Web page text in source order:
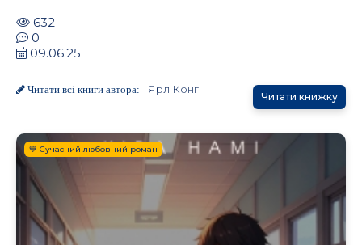
632
0
09.06.25
Читати всі книги автора: Ярл Конг
Читати книжку
💙 Сучасний любовний роман